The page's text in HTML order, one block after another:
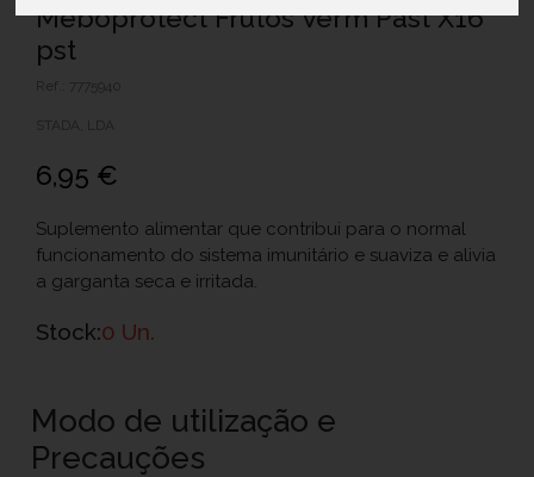
Meboprotect Frutos Verm Past X16
pst
Ref.: 7775940
STADA, LDA
6,95 €
Suplemento alimentar que contribui para o normal
funcionamento do sistema imunitário e suaviza e alivia
a garganta seca e irritada.
Stock:0 Un.
Modo de utilização e
Precauções